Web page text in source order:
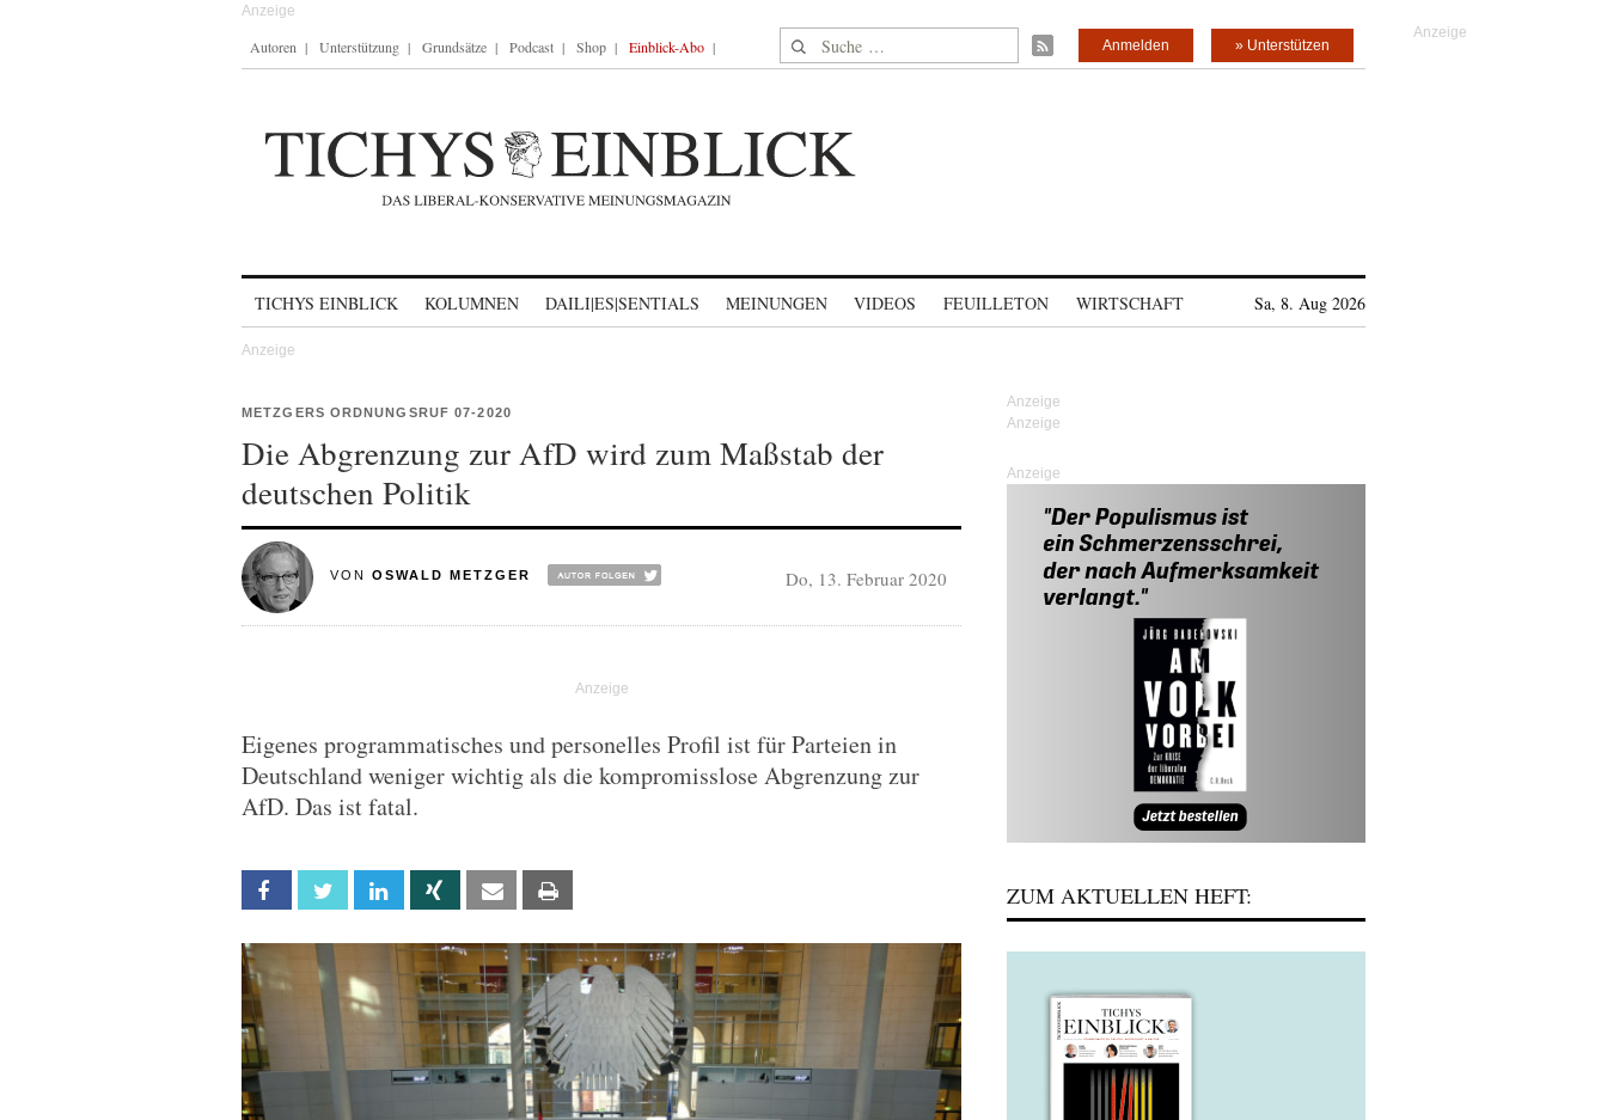
Autoren Unterstützung Grundsätze Podcast Shop Einblick-Abo Suche nach: » Unterstützen
Anmelden
TICHYS EINBLICK KOLUMNEN DAILI|ES|SENTIALS MEINUNGEN VIDEOS FEUILLETON WIRTSCHAFT Sa, 8. Aug 2026
METZGERS ORDNUNGSRUF 07-2020
Die Abgrenzung zur AfD wird zum Maßstab der
deutschen Politik
VON OSWALD METZGER Do, 13. Februar 2020
Eigenes programmatisches und personelles Profil ist für Parteien in
Deutschland weniger wichtig als die kompromisslose Abgrenzung zur
AfD. Das ist fatal.
Facebook Twitter Linkedin Xing Email
Anzeige
ZUM AKTUELLEN HEFT: